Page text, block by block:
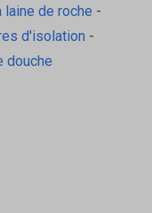
laine de roche -
d'isolation -
douche